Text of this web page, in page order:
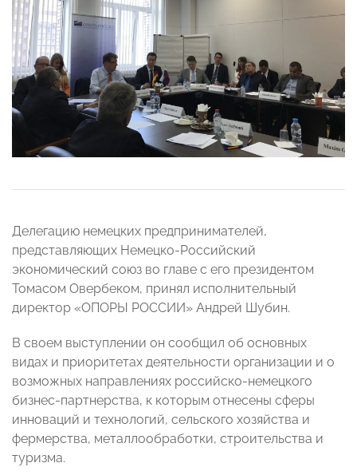
Делегацию немецких предпринимателей,
представляющих Немецко-Российский
экономический союз во главе с его президентом
Томасом Овербеком, принял исполнительный
директор «ОПОРЫ РОССИИ» Андрей Шубин.
В своем выступлении он сообщил об основных
видах и приоритетах деятельности организации и о
возможных направлениях российско-немецкого
бизнес-партнерства, к которым отнесены сферы
инноваций и технологий, сельского хозяйства и
фермерства, металлообработки, строительства и
туризма.